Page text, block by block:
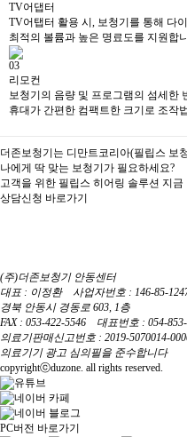
TV어댑터
TV어탭터 활용 시, 보청기를 통해 다
최적의 볼륨과 높은 명료도를 지원합
03
리모컨
보청기의 음량 및 프로그램의 섬세한
휴대가 간편한 컴팩트한 크기로 조작
더존보청기는 디만트코리아(필립스 보
나에게 딱 맞는 보청기가 필요하세요?
고객을 위한 필립스 히어링 솔루션 지
상담신청 바로가기
(주)더존보청기 안동센터
대표 : 이정환 사업자번호 : 146-85-
경북 안동시 경동로 603, 1층
FAX : 053-422-5546 대표번호 : 054-
의료기판매신고번호 : 2019-5070014-
의료기기 광고 심의필을 준수합니다
copyrightⓒduzone. all rights reserved.
PC버전 바로가기